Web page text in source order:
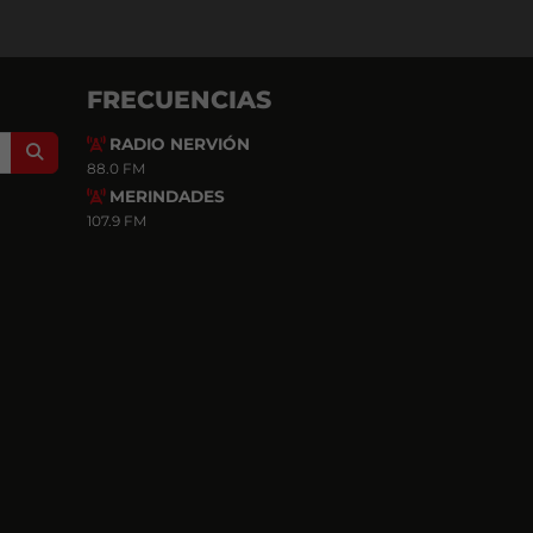
Search
FRECUENCIAS
RADIO NERVIÓN
88.0 FM
MERINDADES
107.9 FM